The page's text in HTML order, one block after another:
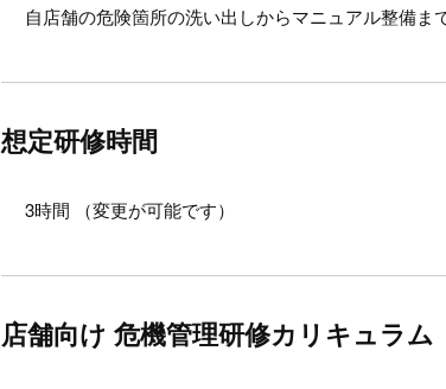
自店舗の危険箇所の洗い出しからマニュアル整備ま
想定研修時間
3時間 （変更が可能です）
店舗向け 危機管理研修カリキュラム